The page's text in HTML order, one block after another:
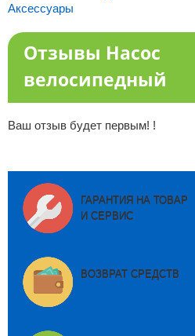
Аксессуары
Отзывы Насос
велосипедный
Ваш отзыв будет первым! !
ГАРАНТИЯ НА ТОВАР
И СЕРВИС
ВОЗВРАТ СРЕДСТВ